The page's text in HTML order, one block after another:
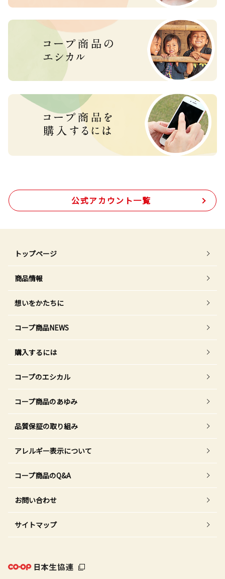
公式アカウント一覧
トップページ
商品情報
想いをかたちに
コープ商品NEWS
購入するには
コープのエシカル
コープ商品のあゆみ
品質保証の取り組み
アレルギー表示について
コープ商品のQ&A
お問い合わせ
サイトマップ